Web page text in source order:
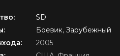
SD
Боевик, Зарубежный
2005